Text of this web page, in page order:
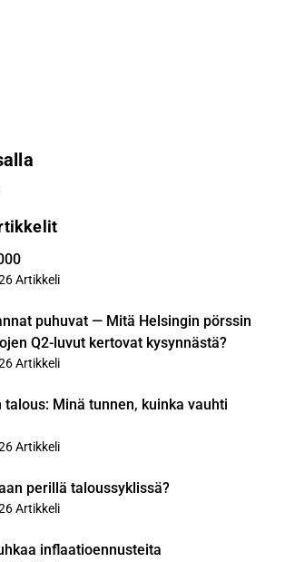
Artikkeli
puhuvat — Mitä Helsingin pörssin
Q2-luvut kertovat kysynnästä?
Artikkeli
talous: Minä tunnen, kuinka vauhti
Artikkeli
perillä taloussyklissä?
Artikkeli
inflaatioennusteita